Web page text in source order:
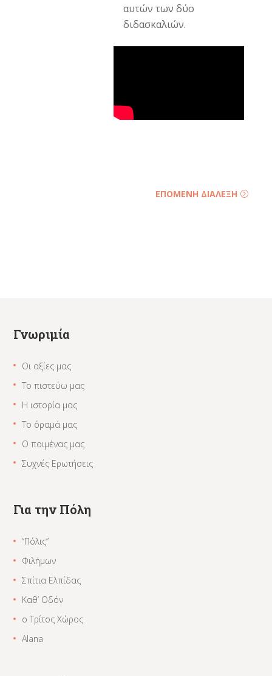
αυτών των δύο
διδασκαλιών.
ΕΠΟΜΕΝΗ ΔΙΑΛΕΞΗ
Γνωριμία
Οι αξίες μας
Το πιστεύω μας
Η ιστορία μας
Το όραμά μας
Ο ποιμένας μας
Συχνές Ερωτήσεις
Για την Πόλη
“Πόλις”
Φιλήμων
Σπίτια Ελπίδας
Καθ’ Οδόν
ο Τρίτος Χώρος
Alana